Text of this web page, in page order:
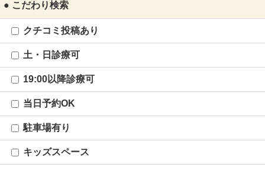
● こだわり検索
クチコミ投稿あり
土・日診療可
19:00以降診療可
当日予約OK
駐車場有り
キッズスペース